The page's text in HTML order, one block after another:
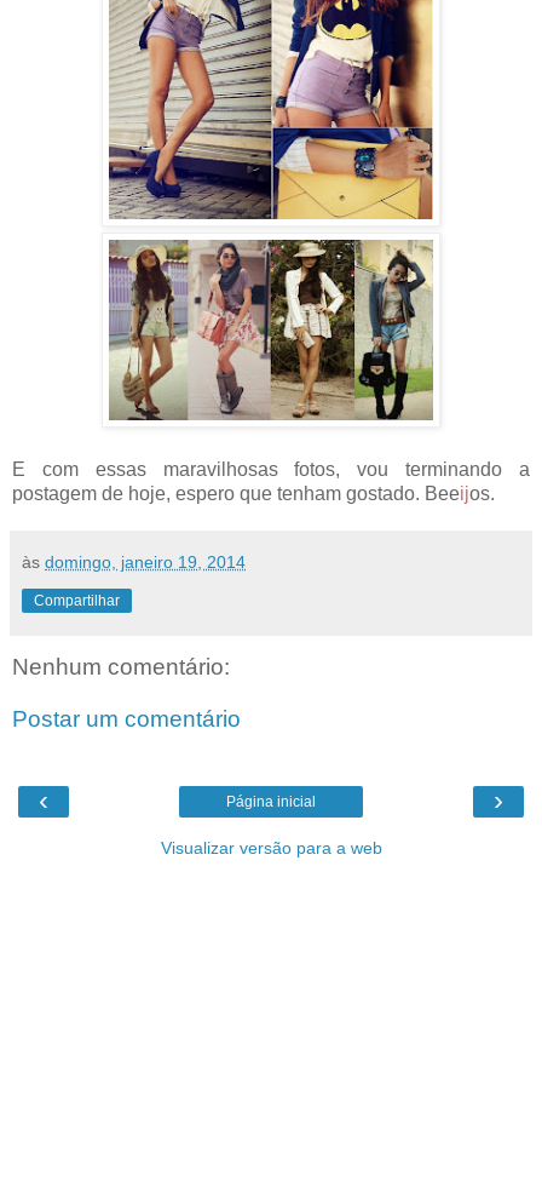
E com essas maravilhosas fotos, vou terminando a
postagem de hoje, espero que tenham gostado. Beeijos.
às domingo, janeiro 19, 2014
Compartilhar
Nenhum comentário:
Postar um comentário
‹ ›
Página inicial
Visualizar versão para a web